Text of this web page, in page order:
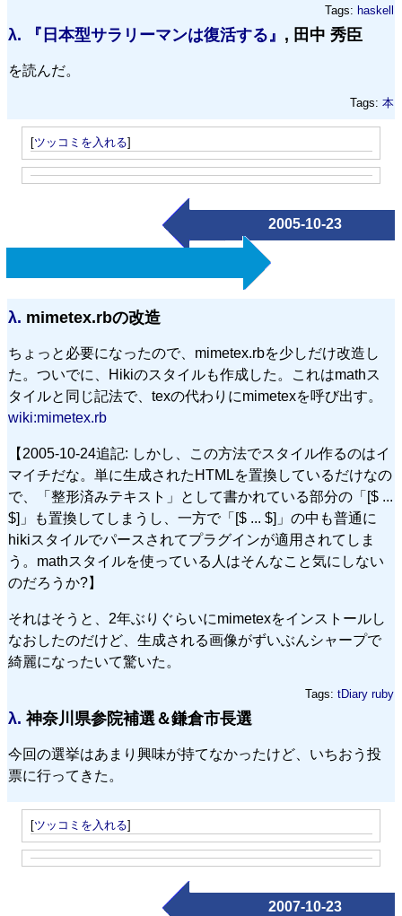
Tags: haskell
λ. 『日本型サラリーマンは復活する』 , 田中 秀臣
を読んだ。
Tags: 本
[ツッコミを入れる]
2005-10-23
λ. mimetex.rbの改造
ちょっと必要になったので、mimetex.rbを少しだけ改造し
た。ついでに、Hikiのスタイルも作成した。これはmathス
タイルと同じ記法で、texの代わりにmimetexを呼び出す。
wiki:mimetex.rb
【2005-10-24追記: しかし、この方法でスタイル作るのはイ
マイチだな。単に生成されたHTMLを置換しているだけなの
で、「整形済みテキスト」として書かれている部分の「[$ ...
$]」も置換してしまうし、一方で「[$ ... $]」の中も普通に
hikiスタイルでパースされてプラグインが適用されてしま
う。mathスタイルを使っている人はそんなこと気にしない
のだろうか?】
それはそうと、2年ぶりぐらいにmimetexをインストールし
なおしたのだけど、生成される画像がずいぶんシャープで
綺麗になったいて驚いた。
Tags: tDiary ruby
λ. 神奈川県参院補選＆鎌倉市長選
今回の選挙はあまり興味が持てなかったけど、いちおう投
票に行ってきた。
[ツッコミを入れる]
2007-10-23